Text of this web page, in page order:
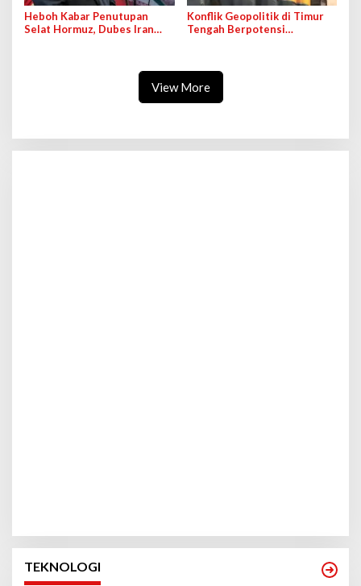
Heboh Kabar Penutupan
Selat Hormuz, Dubes Iran
Konflik Geopolitik di Timur
Tengah Berpotensi
Pantau Perang
View More
TEKNOLOGI